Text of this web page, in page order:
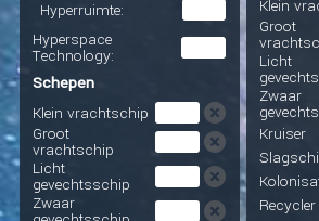
Hyperruimte:
Hyperspace
Technology:
Schepen
Klein vrachtschip
Groot
vrachtschip
Licht
gevechtsschip
Zwaar
Klein
Groot
Licht
Zwaar
Kruiser
Recycler